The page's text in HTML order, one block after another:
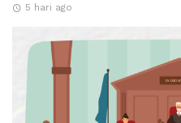
5 hari ago